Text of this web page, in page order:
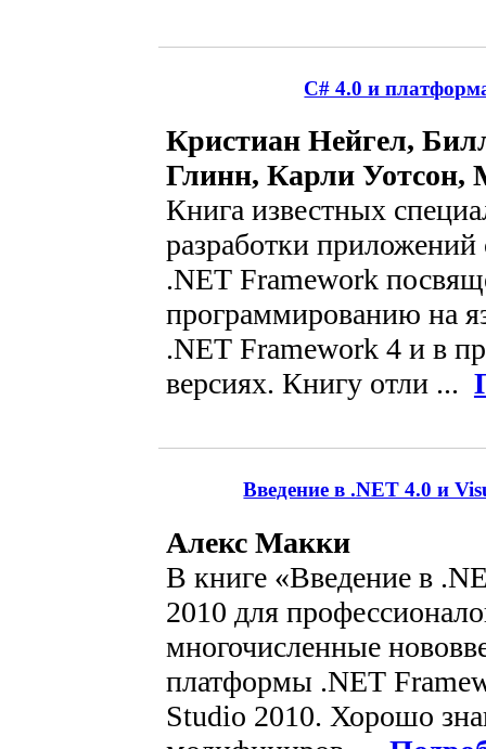
C# 4.0 и
Кристиан Нейгел,
Глинн, Карли Уотсон,
Книга известных
разработки приложений
.NET Framework
программированию на
.NET Framework 4 и в
версиях. Книгу отли ...
Введение в .NET 4.0 и
Алекс Макки
В книге «Введение в
2010 для
многочисленные
платформы .NET
Studio 2010. Хорошо